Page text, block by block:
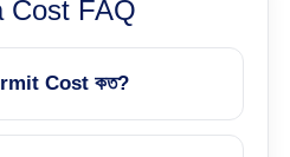
Cost FAQ
Cost কত?